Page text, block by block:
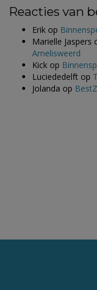
Reacties van
Erik op
Marielle Jaspers
Amelisweerd
Kick op
Luciededelft op
Jolanda op